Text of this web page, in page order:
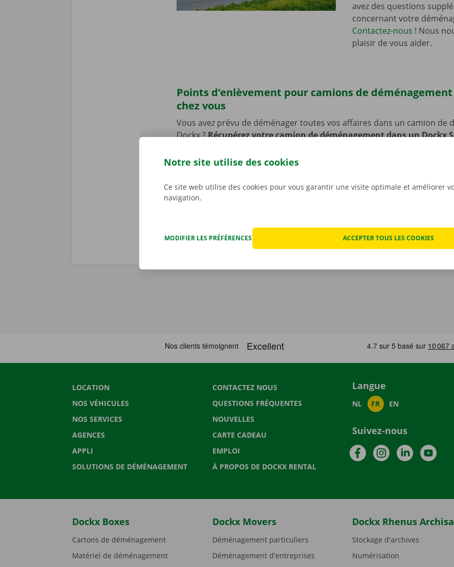
avez des questions
concernant votre
Contactez-nous ! Nous
plaisir de vous aider.
Points d’enlèvement pour camions de
chez vous
Vous avez prévu de déménager toutes vos affaires dans un camion de
Dockx ?Récupérez votre camion de déménagement dans un Dockx
transports publics. Vous comptez venir en voiture ou à vélo ? Pas de
location.
LOCATION
NOS VÉHICULES
NOS SERVICES
AGENCES
APPLI
SOLUTIONS DE DÉMÉNAGEMENT
CONTACTEZ NOUS
QUESTIONS FRÉQUENTES
NOUVELLES
CARTE CADEAU
EMPLOI
À PROPOS DE DOCKX RENTAL
Langue
NL FR EN
Suivez-nous
FacebookInstagramLinkedIn
Dockx Boxes
Cartons de déménagement
Matériel de déménagement
Dockx Movers
Déménagement particuliers
Déménagement d'entreprises
Dockx Rhenus
Stockage d'archives
Numérisation
Notre site utilise des cookies
Ce site web utilise des cookies pour vous garantir une visite optimale et améliorer
navigation.
MODIFIER LES PRÉFÉRENCES ACCEPTER TOUS LES COOKIES